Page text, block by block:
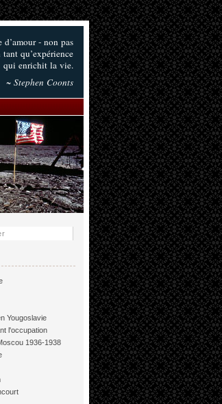
- non pas
qu’expérience
qui enrichit la vie.
~ Stephen Coonts
Yougoslavie
l'occupation
1936-1938